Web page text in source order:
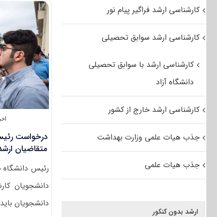
درخواست
متقاضیان
رئیس دانشگاه
دانشجویان
دانشجویان
کارشناسی ارشد فراگیر پیام نور
کارشناسی ارشد سوابق تحصیلی
کارشناسی ارشد با سوابق تحصیلی
دانشگاه آزاد
کارشناسی ارشد خارج از کشور
جذب هیات علمی وزارت بهداشت
جذب هیات علمی
ارشد بدون کنکور